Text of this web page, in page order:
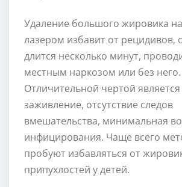
Удаление большого жировика
лазером избавит от рецидивов,
длится несколько минут,
местным наркозом или без него.
Отличительной чертой
заживление, отсутствие следов
вмешательства, минимальная
инфицирования. Чаще всего
пробуют избавляться от
припухлостей у детей.